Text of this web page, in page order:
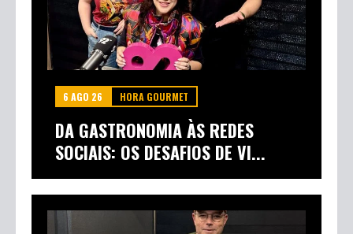
6 AGO 26 HORA GOURMET
DA GASTRONOMIA ÀS REDES
SOCIAIS: OS DESAFIOS DE VI...